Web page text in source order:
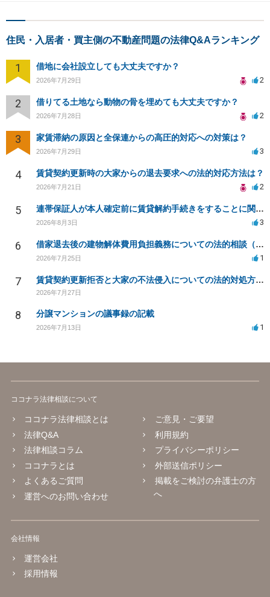
住民・入居者・買主側の不動産問題の法律Q&Aランキング
1 借地に会社設立しても大丈夫ですか？
2026年7月29日 2
2 借りてる土地なら動物の骨を埋めても大丈夫ですか？
2026年7月28日 2
3 家賃滞納の原因と全保連からの高圧的対応への対策は？
2026年7月29日 3
4 賃貸契約更新時の大家からの退去要求への法的対応方法は？
2026年7月21日 2
5 連帯保証人が本人確定前に賃貸解約手続きをすることに関して
2026年8月3日 3
6 借家退去後の建物解体費用負担義務についての法的相談（補足説明修正）
2026年7月25日 1
7 賃貸契約更新拒否と大家の不法侵入についての法的対処方法は？
2026年7月27日
8 分譲マンションの議事録の記載
2026年7月13日 1
ココナラ法律相談について
ココナラ法律相談とは
法律Q&A
法律相談コラム
ココナラとは
よくあるご質問
運営へのお問い合わせ
ご意見・ご要望
利用規約
プライバシーポリシー
外部送信ポリシー
掲載をご検討の弁護士の方
へ
会社情報
運営会社
採用情報